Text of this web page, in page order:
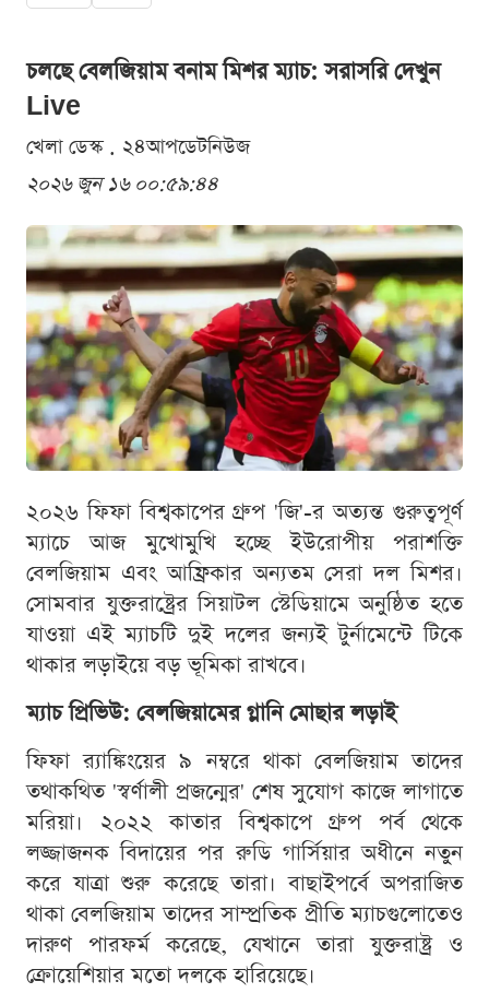
চলছে বেলজিয়াম বনাম মিশর ম্যাচ: সরাসরি দেখুন
Live
খেলা ডেস্ক . ২৪আপডেটনিউজ
২০২৬ জুন ১৬ ০০:৫৯:৪৪
২০২৬ ফিফা বিশ্বকাপের গ্রুপ 'জি'-র অত্যন্ত গুরুত্বপূর্ণ
ম্যাচে আজ মুখোমুখি হচ্ছে ইউরোপীয় পরাশক্তি
বেলজিয়াম এবং আফ্রিকার অন্যতম সেরা দল মিশর।
সোমবার যুক্তরাষ্ট্রের সিয়াটল স্টেডিয়ামে অনুষ্ঠিত হতে
যাওয়া এই ম্যাচটি দুই দলের জন্যই টুর্নামেন্টে টিকে
থাকার লড়াইয়ে বড় ভূমিকা রাখবে।
ম্যাচ প্রিভিউ: বেলজিয়ামের গ্লানি মোছার লড়াই
ফিফা র‍্যাঙ্কিংয়ের ৯ নম্বরে থাকা বেলজিয়াম তাদের
তথাকথিত 'স্বর্ণালী প্রজন্মের' শেষ সুযোগ কাজে লাগাতে
মরিয়া। ২০২২ কাতার বিশ্বকাপে গ্রুপ পর্ব থেকে
লজ্জাজনক বিদায়ের পর রুডি গার্সিয়ার অধীনে নতুন
করে যাত্রা শুরু করেছে তারা। বাছাইপর্বে অপরাজিত
থাকা বেলজিয়াম তাদের সাম্প্রতিক প্রীতি ম্যাচগুলোতেও
দারুণ পারফর্ম করেছে, যেখানে তারা যুক্তরাষ্ট্র ও
ক্রোয়েশিয়ার মতো দলকে হারিয়েছে।